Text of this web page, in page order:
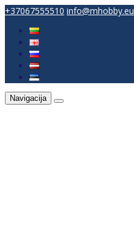
+37067555510 info@mhobby.eu
Navigacija